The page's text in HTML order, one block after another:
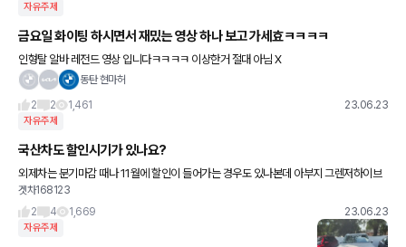
자유주제
금요일 화이팅 하시면서 재밌는 영상 하나 보고 가세효ㅋㅋㅋㅋ
인형탈 알바 레전드 영상 입니다ㅋㅋㅋㅋ 이상한거 절대 아님 X
동탄 현마허
2
2 1,461 23.06.23
자유주제
국산차도 할인시기가 있나요?
외제차는 분기마감 때나 11월에 할인이 들어가는 경우도 있나본데 아부지 그렌저하이브
리드 알아보는데.. 혹시 국산차도 11월이나 아님 할인이 들어가는 시기가 있을까요?
겟차168123
2
4 1,669 23.06.23
자유주제